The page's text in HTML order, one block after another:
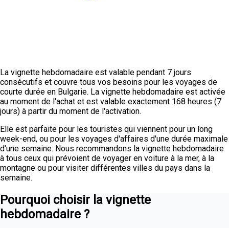
La vignette hebdomadaire est valable pendant 7 jours
consécutifs et couvre tous vos besoins pour les voyages de
courte durée en Bulgarie. La vignette hebdomadaire est activée
au moment de l'achat et est valable exactement 168 heures (7
jours) à partir du moment de l'activation.
Elle est parfaite pour les touristes qui viennent pour un long
week-end, ou pour les voyages d'affaires d'une durée maximale
d'une semaine. Nous recommandons la vignette hebdomadaire
à tous ceux qui prévoient de voyager en voiture à la mer, à la
montagne ou pour visiter différentes villes du pays dans la
semaine.
Pourquoi choisir la vignette
hebdomadaire ?